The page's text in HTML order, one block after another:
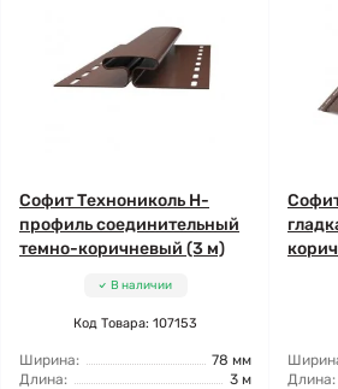
Софит Технониколь H-
профиль соединительный
темно-коричневый (3 м)
В наличии
Код Товара: 107153
Ширина:
78 мм
Длина:
3 м
Длина: